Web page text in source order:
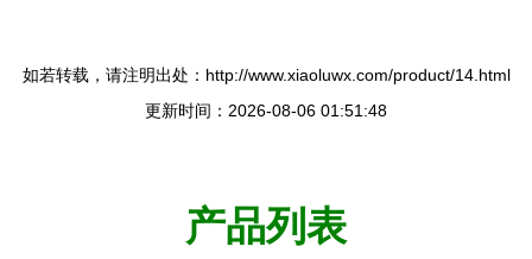
如若转载，请注明出处：http://www.xiaoluwx.com/product/14.html
更新时间：2026-08-06 01:51:48
产品列表